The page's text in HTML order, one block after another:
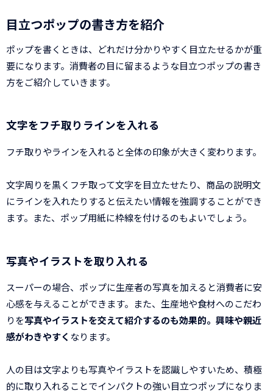
目立つポップの書き方を紹介
ポップを書くときは、どれだけ分かりやすく目立たせるかが重
要になります。消費者の目に留まるような目立つポップの書き
方をご紹介していきます。
文字をフチ取りラインを入れる
フチ取りやラインを入れると全体の印象が大きく変わります。
文字周りを黒くフチ取って文字を目立たせたり、商品の説明文
にラインを入れたりすると伝えたい情報を強調することができ
ます。また、ポップ用紙に枠線を付けるのもよいでしょう。
写真やイラストを取り入れる
スーパーの場合、ポップに生産者の写真を加えると消費者に安
心感を与えることができます。また、生産地や食材へのこだわ
りを写真やイラストを交えて紹介するのも効果的。興味や親近
感がわきやすく なります。
人の目は文字よりも写真やイラストを認識しやすいため、積極
的に取り入れることでインパクトの強い目立つポップになりま